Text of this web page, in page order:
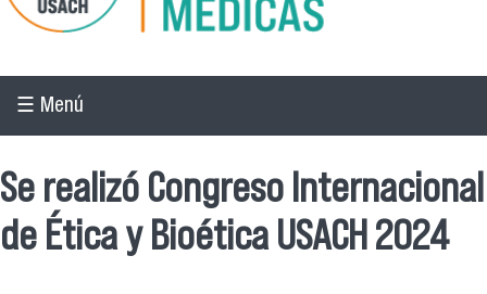
☰ Menú
Se realizó Congreso Internacional
de Ética y Bioética USACH 2024